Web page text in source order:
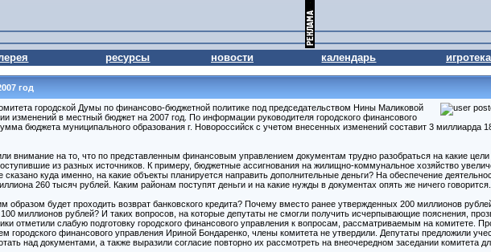
ресурсы новости календарь игротека
год
городской Думы по финансово-бюджетной политике под председательством Нины Маликовой
изменений в местный бюджет на 2007 год. По информации руководителя городского финансового
бюджета муниципального образования г. Новороссийск с учетом внесенных изменений составит 3 миллиарда
внимание на то, что по представленным финансовым управлением документам трудно разобраться на какие цели
из разных источников. К примеру, бюджетные ассигнования на жилищно-коммунальное хозяйство
куда именно, на какие объекты планируется направить дополнительные деньги? На обеспечение
260 тысяч рублей. Каким районам поступят деньги и на какие нужды в документах опять же ничего говорится.
образом будет проходить возврат банковского кредита? Почему вместо ранее утвержденных 200 миллионов
миллионов рублей? И таких вопросов, на которые депутаты не смогли получить исчерпывающие пояснения,
отметили слабую подготовку городского финансового управления к вопросам, рассматриваемым на комитете.
городского финансового управления Ириной Бондаренко, члены комитета не утвердили. Депутаты предложили
над документами, а также выразили согласие повторно их рассмотреть на внеочередном заседании комитета